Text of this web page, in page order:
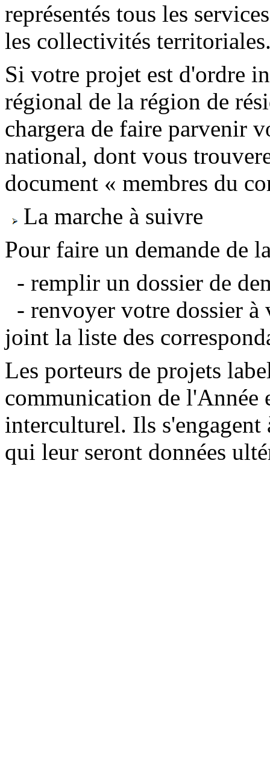
représentés tous les
les collectivités
Si votre projet est d'ordre
régional de la région de
chargera de faire parvenir
national, dont vous
document « membres du
La marche à suivre
Pour faire un demande de
- remplir un dossier de
- renvoyer votre dossier
joint la liste des
Les porteurs de projets
communication de l'Année
interculturel. Ils s'engagent
qui leur seront données